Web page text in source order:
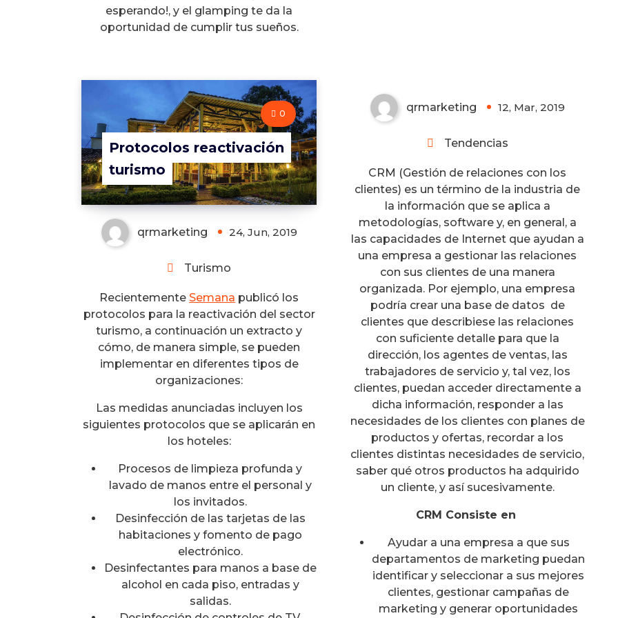
esperando!, y el glamping te da la
oportunidad de cumplir tus sueños.
Protocolos reactivación
turismo
0
qrmarketing 24, Jun, 2019
Turismo
RecientementeSemana publicó los
protocolos para la reactivación del sector
turismo, a continuación un extracto y
cómo, de manera simple, se pueden
implementar en diferentes tipos de
organizaciones:
Las medidas anunciadas incluyen los
siguientes protocolos que se aplicarán en
los hoteles:
Procesos de limpieza profunda y
lavado de manos entre el personal y
los invitados.
Desinfección de las tarjetas de las
habitaciones y fomento de pago
electrónico.
Desinfectantes para manos a base de
alcohol en cada piso, entradas y
salidas.
0
qrmarketing 12, Mar, 2019
Tendencias
CRM (Gestión de relaciones con los
clientes) es un término de la industria de
la información que se aplica a
metodologías, software y, en general, a
las capacidades de Internet que ayudan a
una empresa a gestionar las relaciones
con sus clientes de una manera
organizada. Por ejemplo, una empresa
podría crear una base de datos de
clientes que describiese las relaciones
con suficiente detalle para que la
dirección, los agentes de ventas, las
trabajadores de servicio y, tal vez, los
clientes, puedan acceder directamente a
dicha información, responder a las
necesidades de los clientes con planes de
productos y ofertas, recordar a los
clientes distintas necesidades de servicio,
saber qué otros productos ha adquirido
un cliente, y así sucesivamente.
CRM Consiste en
Ayudar a una empresa a que sus
departamentos de marketing puedan
identificar y seleccionar a sus mejores
clientes, gestionar campañas de
marketing y generar oportunidades